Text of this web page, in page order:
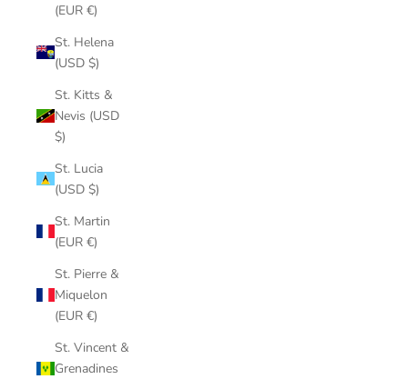
(EUR €)
St. Helena
(USD $)
St. Kitts &
Nevis (USD
$)
St. Lucia
(USD $)
St. Martin
(EUR €)
St. Pierre &
Miquelon
(EUR €)
St. Vincent &
Grenadines